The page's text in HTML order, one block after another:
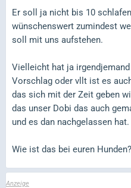
Er soll ja nicht bis 10
wünschenswert zumindest
soll mit uns aufstehen.
Vielleicht hat ja
Vorschlag oder vllt ist es
das sich mit der Zeit geben
das unser Dobi das auch
und es dan nachgelassen hat.
Wie ist das bei euren Hunden?